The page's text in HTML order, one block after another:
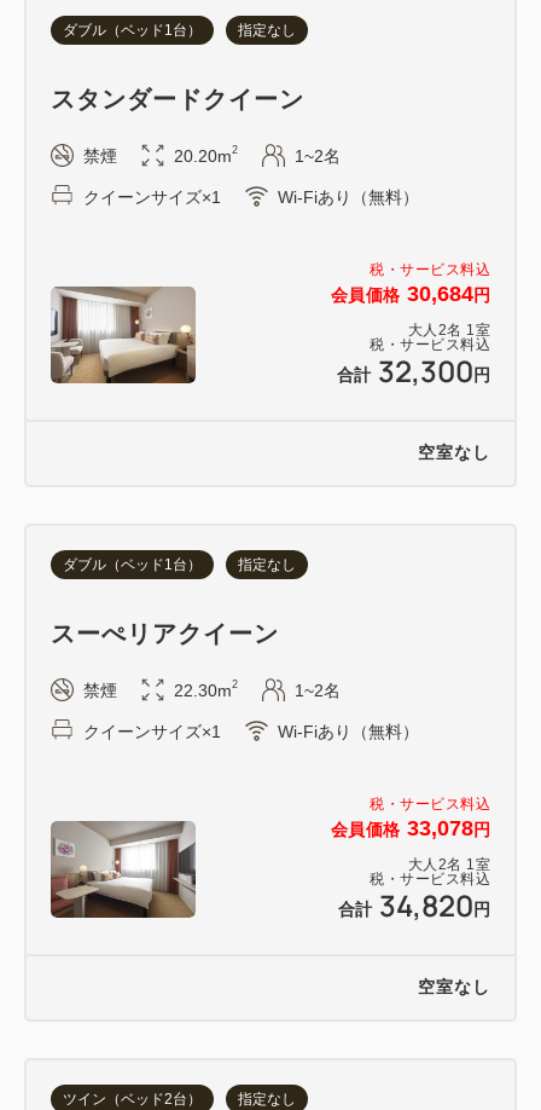
・想いのままに過ごせるリフレッシュスペース
トネスジム
・気分にあわせて楽しめる14Fレストラン＆1Fカフ
東京メトロ日比谷線・都営地下鉄浅草線 「東銀座」
駅 6番出口より徒歩3分
日比谷線 「築地」駅2番出口より徒歩4分
・連泊滞在の場合は2日に1回お部屋の清掃に入らせ
どのリクエストを受け付けております。前日23：59
までにTVインフォメーション画面よりご依頼くださ
＜東京都宿泊税＞
下記の通り、ホテル現地にてチェックイン時に別途東
10000円～14999円：100円、15000円～：200円
税・サービス料込
会員価格 30,684円
大人 2名 1 室
税・サービス料込
合計 32,300円
ダブル（ベッド1台） 指定なし
スタンダードクイーン
禁煙 20.20m2 1~2名
クイーンサイズ×1 Wi-Fiあり（無料）
空室なし
税・サービス料込
会員価格 33,078円
大人 2名 1 室
税・サービス料込
合計 34,820円
ダブル（ベッド1台） 指定なし
スーぺリアクイーン
禁煙 22.30m2 1~2名
クイーンサイズ×1 Wi-Fiあり（無料）
空室なし
ツイン（ベッド2台） 指定なし